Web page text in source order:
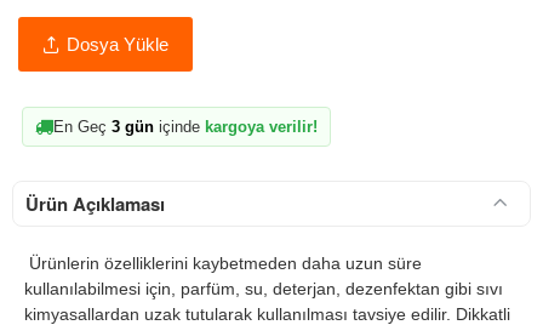
Dosya Yükle
En Geç 3 gün içinde kargoya verilir!
Ürün Açıklaması
Ürünlerin özelliklerini kaybetmeden daha uzun süre
kullanılabilmesi için, parfüm, su, deterjan, dezenfektan gibi sıvı
kimyasallardan uzak tutularak kullanılması tavsiye edilir. Dikkatli